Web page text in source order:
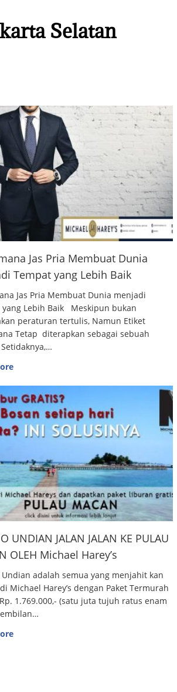
Selatan
Jas Pria Membuat Dunia
Tempat yang Lebih Baik
Jas Pria Membuat Dunia menjadi
yang Lebih Baik Meskipun bukan
peraturan tertulis, Namun Etiket
Tetap diterapkan sebagai sebuah
UNDIAN JALAN JALAN KE PULAU
OLEH Michael Harey’s
Undian adalah semua yang menjahit kan
Michael Harey’s dengan Paket Termurah
1.769.000,- (satu juta tujuh ratus enam